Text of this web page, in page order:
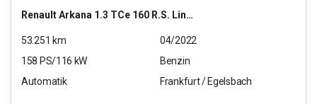
RenaultArkana 1.3 TCe 160 R.S. Line GPF (EURO 6d)
53.251 km
04/2022
158 PS/116 kW
Benzin
Automatik
Frankfurt / Egelsbach